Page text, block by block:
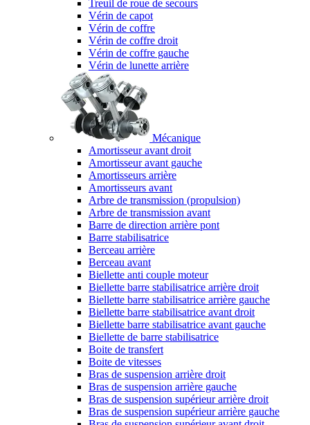
Treuil de roue de secours
Vérin de capot
Vérin de coffre
Vérin de coffre droit
Vérin de coffre gauche
Vérin de lunette arrière
Mécanique
Amortisseur avant droit
Amortisseur avant gauche
Amortisseurs arrière
Amortisseurs avant
Arbre de transmission (propulsion)
Arbre de transmission avant
Barre de direction arrière pont
Barre stabilisatrice
Berceau arrière
Berceau avant
Biellette anti couple moteur
Biellette barre stabilisatrice arrière droit
Biellette barre stabilisatrice arrière gauche
Biellette barre stabilisatrice avant droit
Biellette barre stabilisatrice avant gauche
Biellette de barre stabilisatrice
Boite de transfert
Boite de vitesses
Bras de suspension arrière droit
Bras de suspension arrière gauche
Bras de suspension supérieur arrière droit
Bras de suspension supérieur arrière gauche